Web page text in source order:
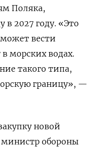
Поляка,
в 2027 году. «Это
вести
морских водах.
такого типа,
границу», —
новой
министр обороны